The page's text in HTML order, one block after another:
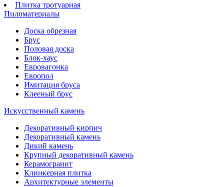
Плитка тротуарная
Пиломатериалы
Доска обрезная
Брус
Половая доска
Блок-хаус
Евровагонка
Европол
Имитация бруса
Клееный брус
Искусственный камень
Декоративный кирпич
Декоративный камень
Дикий камень
Крупный декоративный камень
Керамогранит
Клинкерная плитка
Архитектурные элементы